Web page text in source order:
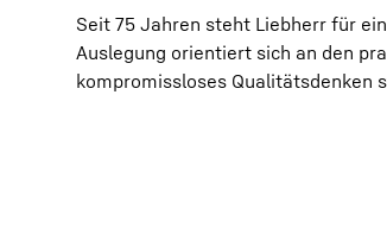
Seit 75 Jahren steht Liebherr für
Auslegung orientiert sich an den
kompromissloses Qualitätsdenken